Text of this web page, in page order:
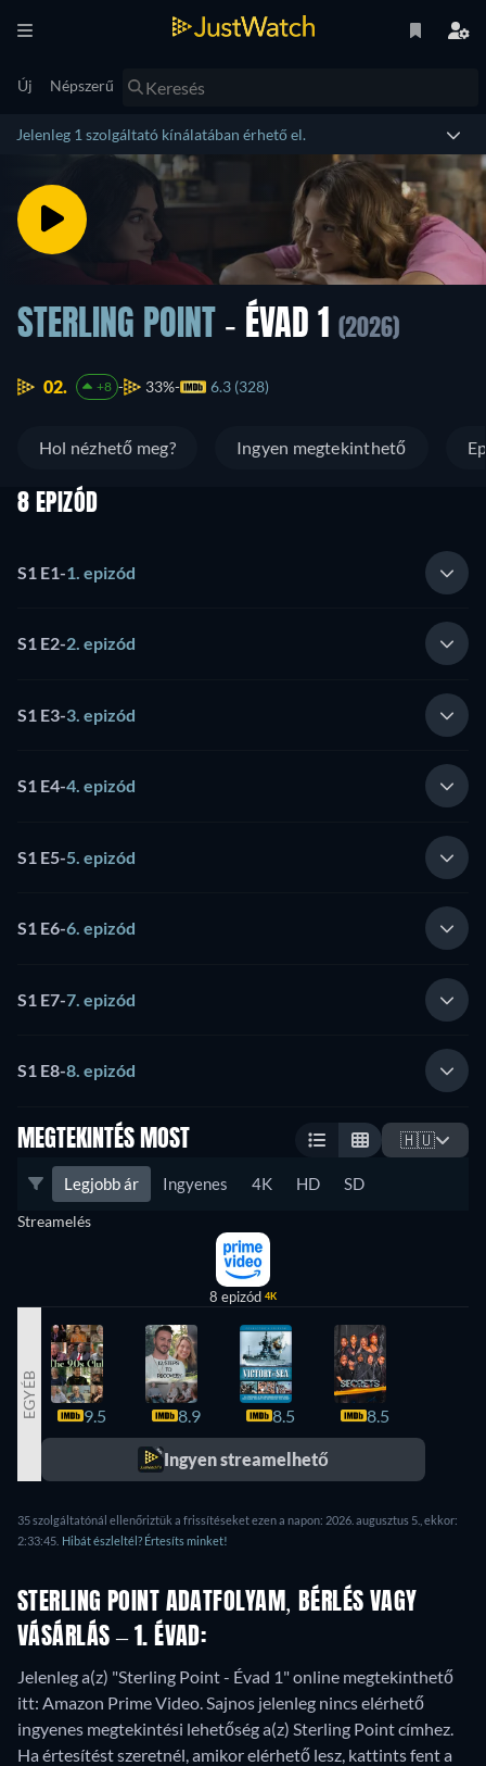
Új Népszerű
Jelenleg 1 szolgáltató kínálatában érhető el.
STERLING POINT - ÉVAD 1 (2026)
02. +8 33% 6.3 (328)
Hol nézhető meg? Ingyen megtekinthető
8 EPIZÓD
S1 E1-1. epizód
S1 E2-2. epizód
S1 E3-3. epizód
S1 E4-4. epizód
S1 E5-5. epizód
S1 E6-6. epizód
S1 E7-7. epizód
S1 E8-8. epizód
MEGTEKINTÉS MOST 🇭🇺
Legjobb ár Ingyenes 4K HD SD
Streamelés
8 epizód 4K
EGYÉB 9.5 8.9 8.5 8.5
Ingyen streamelhető
35 szolgáltatónál ellenőriztük a frissítéseket ezen a napon: 2026. augusztus 5., ekkor:
2:33:45. Hibát észleltél? Értesíts minket!
STERLING POINT ADATFOLYAM, BÉRLÉS VAGY
VÁSÁRLÁS – 1. ÉVAD:
Jelenleg a(z) "Sterling Point - Évad 1" online megtekinthető
itt: Amazon Prime Video. Sajnos jelenleg nincs elérhető
ingyenes megtekintési lehetőség a(z) Sterling Point címhez.
Ha értesítést szeretnél, amikor elérhető lesz, kattints fent a